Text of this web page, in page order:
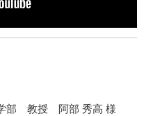
部 教授 阿部 秀高 様